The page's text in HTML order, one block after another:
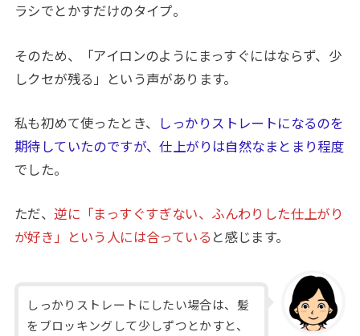
ラシでとかすだけのタイプ。
そのため、「アイロンのようにまっすぐにはならず、少
しクセが残る」という声があります。
私も初めて使ったとき、 しっかりストレートになるのを
期待していたのですが、仕上がりは自然なまとまり程度
でした。
ただ、逆に「まっすぐすぎない、ふんわりした仕上がり
が好き」という人には合っている と感じます。
しっかりストレートにしたい場合は、髪
をブロッキングして少しずつとかすと、